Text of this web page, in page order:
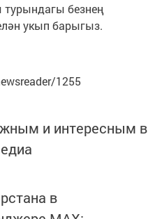
безнең
укып барыгыз.
1255
и интересным в
в